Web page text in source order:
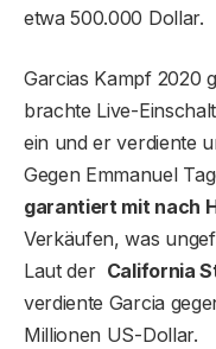
etwa 500.000 Dollar.
Garcias Kampf 2020
brachte Live-
ein und er verdiente
Gegen Emmanuel
garantiert mit nach
Verkäufen, was
Laut der California
verdiente Garcia
Millionen US-Dollar.